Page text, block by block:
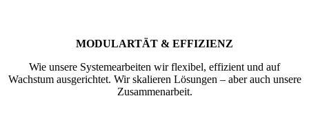
MODULARTÄT & EFFIZIENZ
Wie unsere Systemearbeiten wir flexibel, effizient und auf
Wachstum ausgerichtet. Wir skalieren Lösungen – aber auch unsere
Zusammenarbeit.